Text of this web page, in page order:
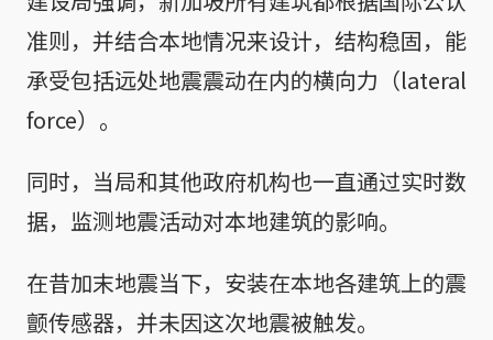
准则，并结合本地情况来设计，结构稳固，能
承受包括远处地震震动在内的横向力（lateral
force）。
同时，当局和其他政府机构也一直通过实时数
据，监测地震活动对本地建筑的影响。
在昔加末地震当下，安装在本地各建筑上的震
颤传感器，并未因这次地震被触发。